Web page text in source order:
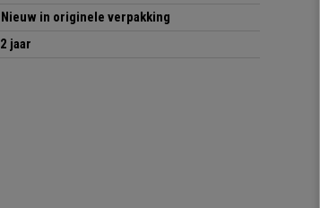
Nieuw in originele verpakking
2 jaar